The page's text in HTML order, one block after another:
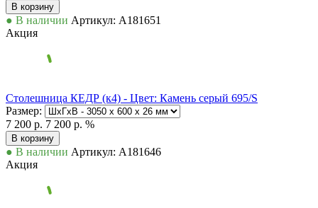
В корзину
● В наличии Артикул: А181651
Акция
Столешница КЕДР (к4) - Цвет: Камень серый 695/S
Размер:
7 200 р. 7 200 р. %
В корзину
● В наличии Артикул: А181646
Акция